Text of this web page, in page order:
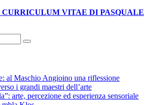
CURRICULUM VITAE DI PASQUALE
al Maschio Angioino una riflessione
i grandi maestri dell’arte
arte, percezione ed esperienza sensoriale